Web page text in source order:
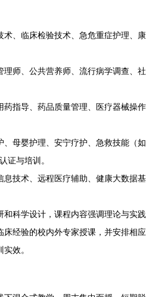
术、临床检验技术、急危重症护理、康
理师、公共营养师、流行病学调查、社
药指导、药品质量管理、医疗器械操作
、母婴护理、安宁疗护、急救技能（如
证与培训。
息技术、远程医疗辅助、健康大数据基
科学设计，课程内容强调理论与实践
经验的校内外专家授课，并安排相应
效。